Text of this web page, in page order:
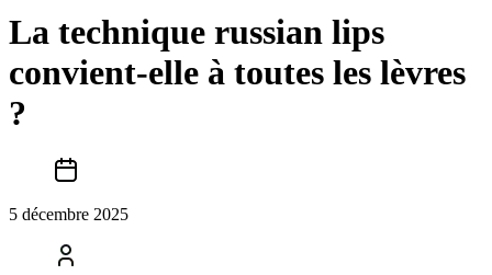
La technique russian lips
convient-elle à toutes les lèvres
?
5 décembre 2025